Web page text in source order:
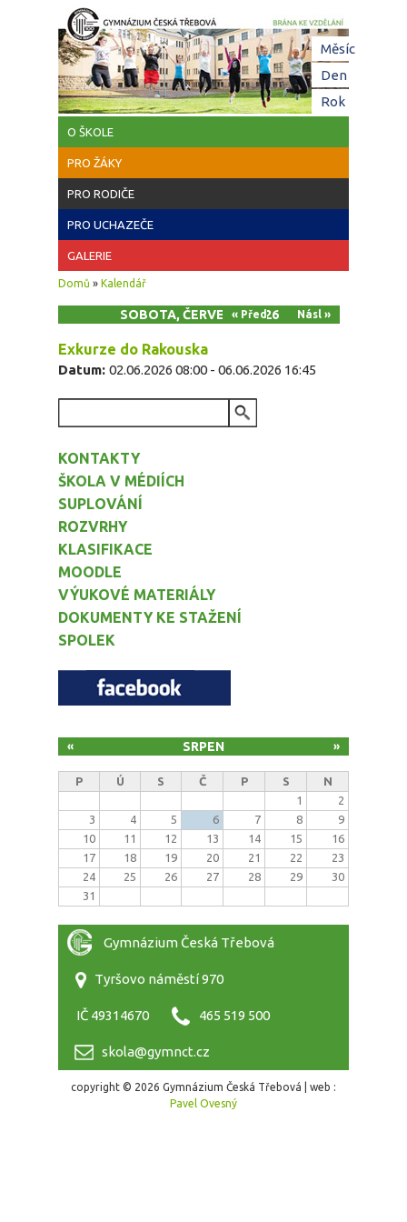
Přejít k hlavnímu obsahu
O ŠKOLE
PRO ŽÁKY
PRO RODIČE
PRO UCHAZEČE
GALERIE
Jste zde
Domů » Kalendář
SOBOTA, ČERVEN 6, 2026
« Před Násl »
Exkurze do Rakouska
Datum: 02.06.2026 08:00 - 06.06.2026 16:45
KONTAKTY
ŠKOLA V MÉDIÍCH
SUPLOVÁNÍ
ROZVRHY
KLASIFIKACE
MOODLE
VÝUKOVÉ MATERIÁLY
DOKUMENTY KE STAŽENÍ
SPOLEK
SRPEN
« »
P Ú S Č P S
N
1
2
3
4 5 6 7 8
9
10
11 12 13 14 15
16
17
18 19 20 21 22
23
24
25 26 27 28 29
30
31
Gymnázium Česká Třebová
Tyršovo náměstí 970
IČ 49314670 465 519 500
skola@gymnct.cz
copyright © 2026 Gymnázium Česká Třebová | web :
Pavel Ovesný
Měsíc
Den(aktivní
Rok